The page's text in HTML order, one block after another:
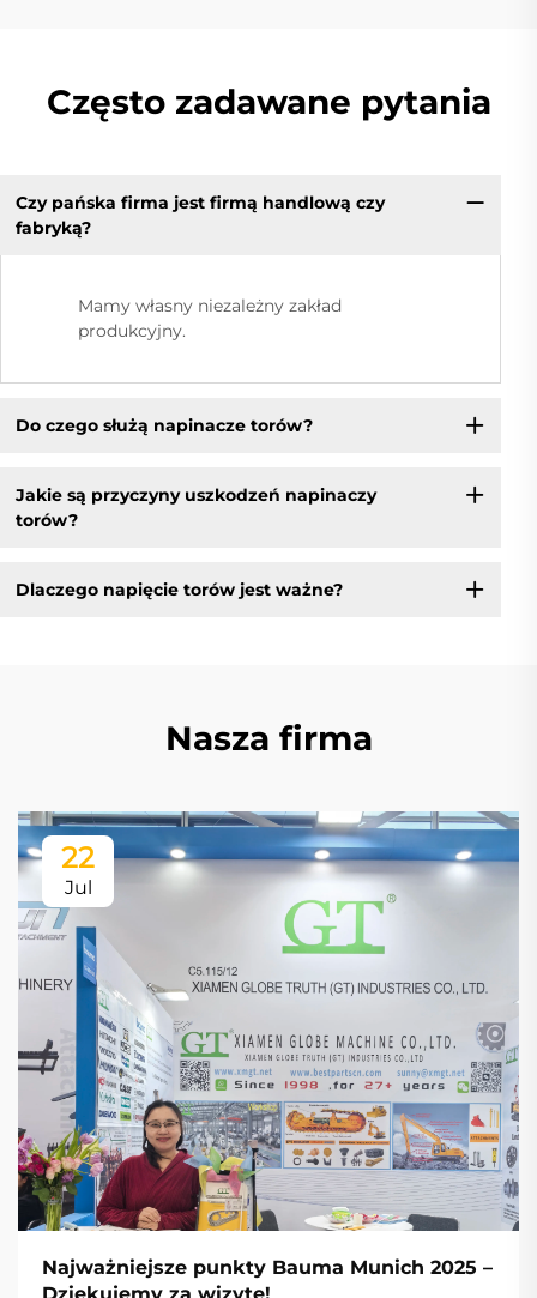
Często zadawane pytania
Czy pańska firma jest firmą handlową czy
fabryką?
Mamy własny niezależny zakład
produkcyjny.
Do czego służą napinacze torów?
Jakie są przyczyny uszkodzeń napinaczy
torów?
Dlaczego napięcie torów jest ważne?
Nasza firma
22
Jul
Najważniejsze punkty Bauma Munich 2025 –